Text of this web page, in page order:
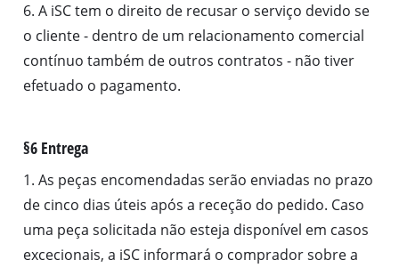
6. A iSC tem o direito de recusar o serviço devido se
o cliente - dentro de um relacionamento comercial
contínuo também de outros contratos - não tiver
efetuado o pagamento.
§6 Entrega
1. As peças encomendadas serão enviadas no prazo
de cinco dias úteis após a receção do pedido. Caso
uma peça solicitada não esteja disponível em casos
excecionais, a iSC informará o comprador sobre a